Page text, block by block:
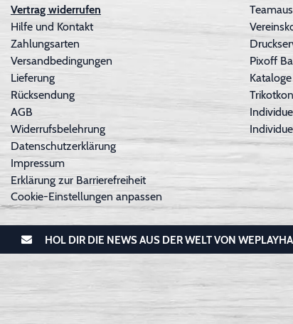
Vertrag widerrufen
Hilfe und Kontakt
Zahlungsarten
Versandbedingungen
Lieferung
Rücksendung
AGB
Widerrufsbelehrung
Datenschutzerklärung
Impressum
Erklärung zur Barrierefreiheit
Cookie-Einstellungen anpassen
Pixoff
HOL DIR DIE NEWS AUS DER WELT VON